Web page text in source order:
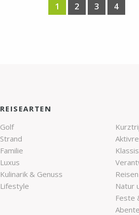
1 2 3 4
REISEARTEN
Golf
Strand
Familie
Luxus
Kulinarik & Genuss
Lifestyle
Reisen
Natur
Feste